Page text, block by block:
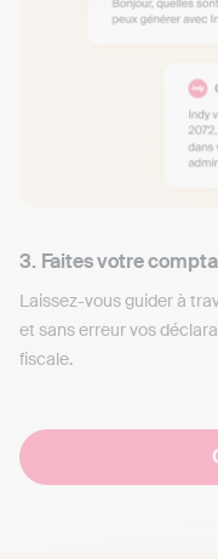
3. Faites votre
Laissez-vous guider à
et sans erreur vos
fiscale.